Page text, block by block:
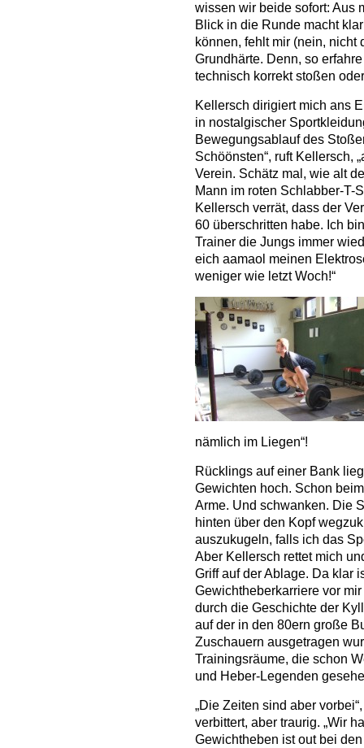
wissen wir beide sofort: Aus
Blick in die Runde macht
können, fehlt mir (nein,
Grundhärte. Denn, so
technisch korrekt stoßen
Kellersch dirigiert mich ans
in nostalgischer
Bewegungsablauf des
Schöönsten“, ruft Kellersch,
Verein. Schätz mal, wie alt
Mann im roten Schlabber-T-
Kellersch verrät, dass der
60 überschritten habe. Ich
Trainer die Jungs immer
eich aamaol meinen
weniger wie letzt Woch!“
nämlich im Liegen“!
Rücklings auf einer Bank
Gewichten hoch. Schon
Arme. Und schwanken. Die
hinten über den Kopf
auszukugeln, falls ich das
Aber Kellersch rettet mich
Griff auf der Ablage. Da klar
Gewichtheberkarriere vor
durch die Geschichte der
auf der in den 80ern große
Zuschauern ausgetragen
Trainingsräume, die schon
und Heber-Legenden
„Die Zeiten sind aber
verbittert, aber traurig. „Wir
Gewichtheben ist out bei